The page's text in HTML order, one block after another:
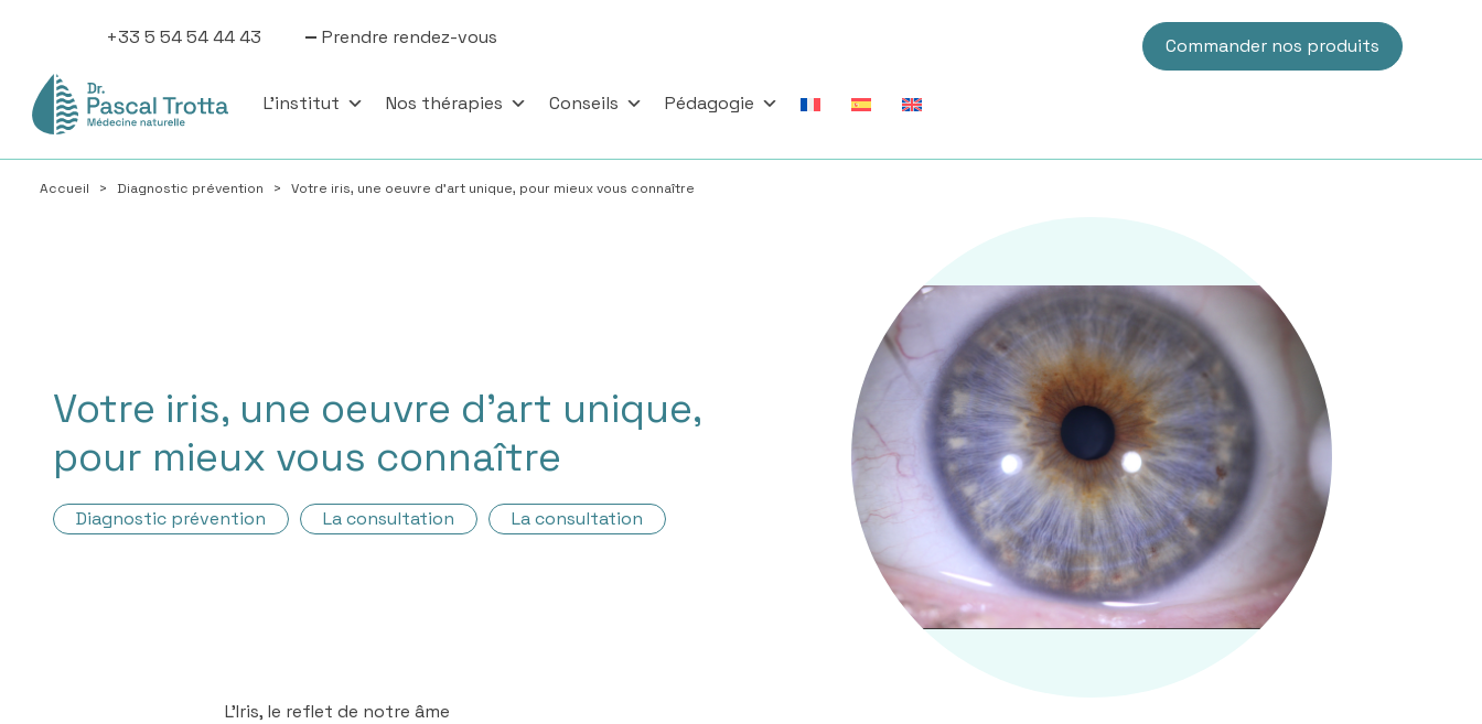
+33 5 54 54 44 43 Prendre rendez-vous Commander nos produits
L'institut Nos thérapies Conseils Pédagogie
Accueil > Diagnostic prévention > Votre iris, une oeuvre d’art unique, pour mieux vous connaître
Votre iris, une oeuvre d’art unique,
pour mieux vous connaître
Diagnostic prévention La consultation La consultation
L’Iris, le reflet de notre âme